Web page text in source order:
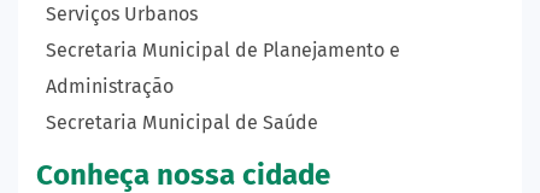
Serviços Urbanos
Secretaria Municipal de Planejamento e
Administração
Secretaria Municipal de Saúde
Conheça nossa cidade